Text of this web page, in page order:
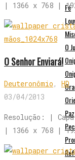
Fé
O
Paz
| 1366 x 768 |
O Senhor Enviará!
Deuteronômio , HD
03/04/2013
Resolução: |
| 1366 x 768 |